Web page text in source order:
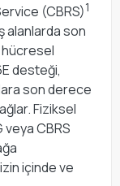
(CBRS)1
alanlarda son
desteği,
son derece
Fiziksel
veya CBRS
içinde ve